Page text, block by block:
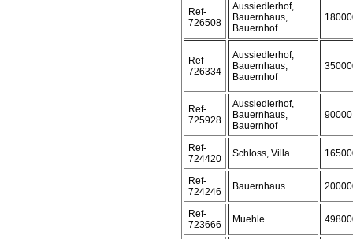
Ref-
726508
Aussiedlerhof,
Bauernhaus,
Bauernhof
Ref-
726334
Aussiedlerhof,
Bauernhaus,
Bauernhof
Ref-
725928
Aussiedlerhof,
Bauernhaus,
Bauernhof
90000
Ref-
724420
Schloss, Villa
Ref-
724246
Bauernhaus
Ref-
723666
Muehle